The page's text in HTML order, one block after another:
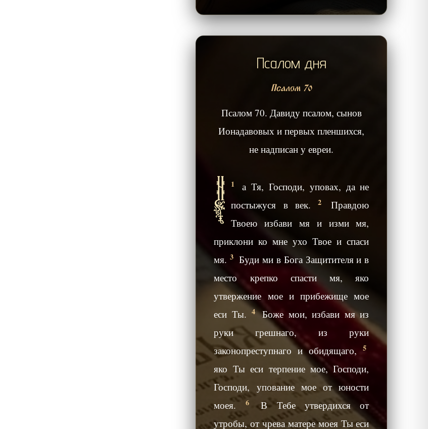
Псалом дня
Псалом 70
Псалом 70. Давиду псалом, сынов
Ионадавовых и первых пленшихся,
не надписан у евреи.
1
Н
а Тя, Господи, уповах, да не
постыжуся в век.2
Правдою
Твоею избави мя и изми мя,
приклони ко мне ухо Твое и спаси
мя.3 Буди ми в Бога Защитителя и в
место крепко спасти мя, яко
утвержение мое и прибежище мое
еси Ты. 4 Боже мои, избави мя из
руки грешнаго, из руки
законопреступнаго и обидящаго,5
яко Ты еси терпение мое, Господи,
Господи, упование мое от юности
моея.
6
В Тебе утвердихся от
утробы, от чрева матере моея Ты еси